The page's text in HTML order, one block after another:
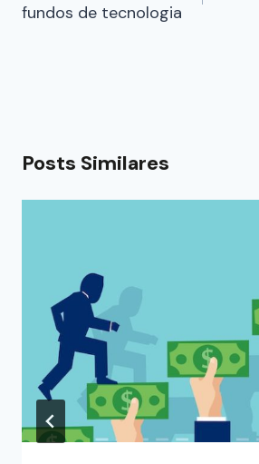
fundos de tecnologia
Posts Similares